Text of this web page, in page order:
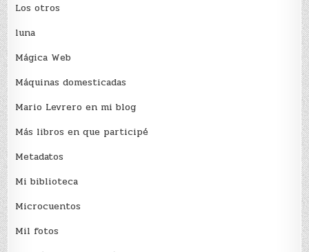
Los otros
luna
Mágica Web
Máquinas domesticadas
Mario Levrero en mi blog
Más libros en que participé
Metadatos
Mi biblioteca
Microcuentos
Mil fotos